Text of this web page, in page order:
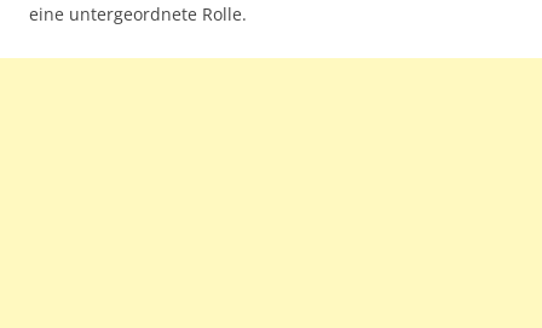
eine untergeordnete Rolle.